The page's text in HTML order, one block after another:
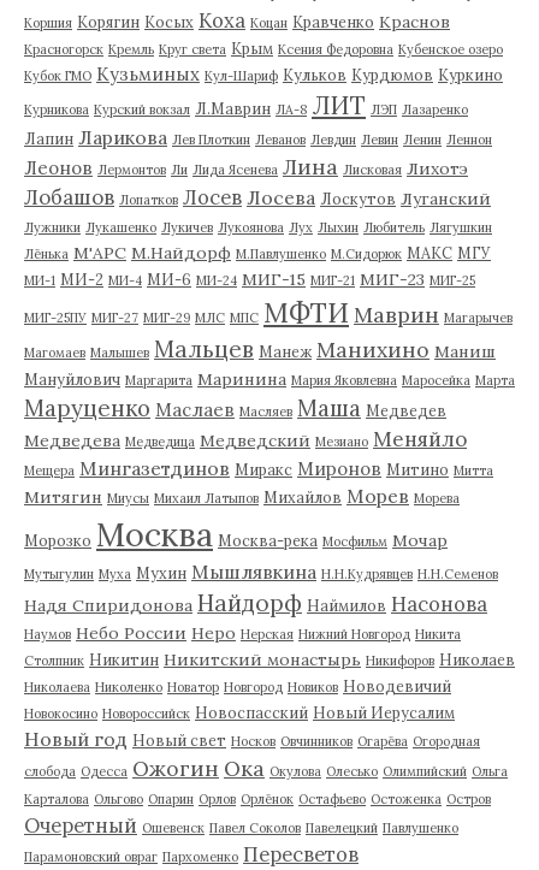
Коршия Корягин Косых Коха Коцан Кравченко Краснов
Красногорск Кремль Круг света Крым Ксения Федоровна Кубенское озеро
Кубок ГМО Кузьминых Кул-Шариф Кульков Курдюмов Куркино
Курникова Курский вокзал Л.Маврин ЛА-8 ЛИТ ЛЭП Лазаренко
Лапин Ларикова Лев Плоткин Леванов Левдин Левин Ленин Леннон
Леонов Лермонтов Ли Лида Ясенева Лина Лисковая Лихотэ
Лобашов Лопатков Лосев Лосева Лоскутов Луганский
Лужники Лукашенко Лукичев Лукоянова Лух Лыхин Любитель Лягушкин
Лёнька М'АРС М.Найдорф М.Павлушенко М.Сидорюк МАКС МГУ
МИ-1 МИ-2 МИ-4 МИ-6 МИ-24 МИГ-15 МИГ-21 МИГ-23 МИГ-25
МИГ-25ПУ МИГ-27 МИГ-29 МЛС МПС МФТИ Маврин Магарычев
Магомаев Малышев Мальцев Манеж Манихино Маниш
Мануйлович Маргарита Маринина Мария Яковлевна Маросейка Марта
Маруценко Маслаев Масляев Маша Медведев
Медведева Медведица Медведский Мезиано Меняйло
Мещера Мингазетдинов Миракс Миронов Митино Митта
Митягин Миусы Михаил Латыпов Михайлов Морев Морева
Морозко Москва Москва-река Мосфильм Мочар
Мутыгулин Муха Мухин Мышлявкина Н.Н.Кудрявцев Н.Н.Семенов
Надя Спиридонова Найдорф Наймилов Насонова
Наумов Небо России Неро Нерская Нижний Новгород Никита
Столпник Никитин Никитский монастырь Никифоров Николаев
Николаева Николенко Новатор Новгород Новиков Новодевичий
Новокосино Новороссийск Новоспасский Новый Иерусалим
Новый год Новый свет Носков Овчинников Огарёва Огородная
слобода Одесса Ожогин Ока Окулова Олесько Олимпийский Ольга
Карталова Ольгово Опарин Орлов Орлёнок Остафьево Остоженка Остров
Очеретный Ошевенск Павел Соколов Павелецкий Павлушенко
Парамоновский овраг Пархоменко Пересветов